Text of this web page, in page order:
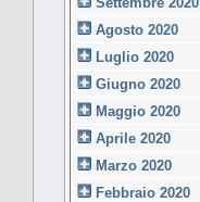
Agosto 2020
Luglio 2020
Giugno 2020
Maggio 2020
Aprile 2020
Marzo 2020
Febbraio 2020